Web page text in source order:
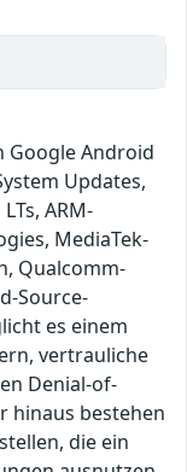
Google Android
Updates,
ARM-
MediaTek-
Qualcomm-
Source-
es einem
vertrauliche
Denial-of-
hinaus bestehen
die ein